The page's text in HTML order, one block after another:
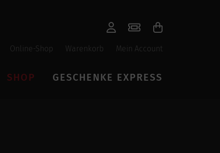
Online-Shop Warenkorb Mein Account
SHOP GESCHENKE EXPRESS